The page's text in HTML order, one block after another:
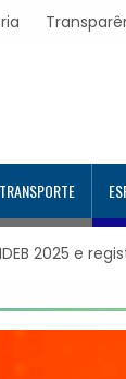
TRANSPORTE
e registra